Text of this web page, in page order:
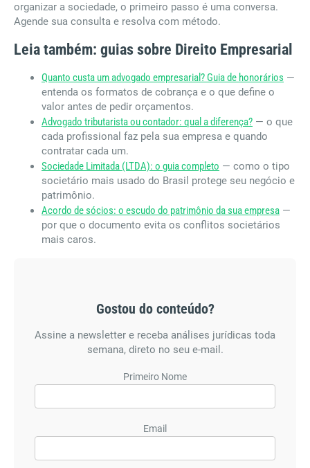
organizar a sociedade, o primeiro passo é uma conversa.
Agende sua consulta e resolva com método.
Leia também: guias sobre Direito Empresarial
Quanto custa um advogado empresarial? Guia de honorários —
entenda os formatos de cobrança e o que define o
valor antes de pedir orçamentos.
Advogado tributarista ou contador: qual a diferença? — o que
cada profissional faz pela sua empresa e quando
contratar cada um.
Sociedade Limitada (LTDA): o guia completo — como o tipo
societário mais usado do Brasil protege seu negócio e
patrimônio.
Acordo de sócios: o escudo do patrimônio da sua empresa —
por que o documento evita os conflitos societários
mais caros.
Gostou do conteúdo?
Assine a newsletter e receba análises jurídicas toda
semana, direto no seu e-mail.
Primeiro Nome
Email